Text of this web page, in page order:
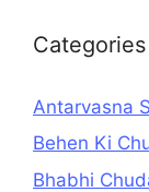
Categories
Antarvasna
Behen Ki
Bhabhi